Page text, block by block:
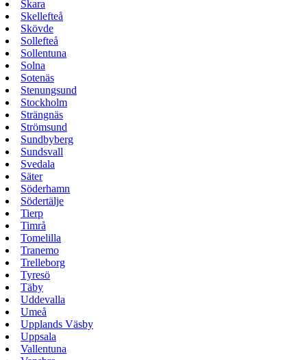
Skara
Skellefteå
Skövde
Sollefteå
Sollentuna
Solna
Sotenäs
Stenungsund
Stockholm
Strängnäs
Strömsund
Sundbyberg
Sundsvall
Svedala
Säter
Söderhamn
Södertälje
Tierp
Timrå
Tomelilla
Tranemo
Trelleborg
Tyresö
Täby
Uddevalla
Umeå
Upplands Väsby
Uppsala
Vallentuna